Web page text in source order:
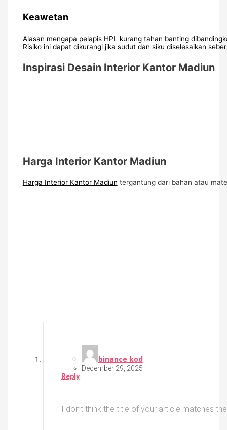
Keawetan
Alasan mengapa pelapis HPL kurang tahan banting
Risiko ini dapat dikurangi jika sudut dan siku diselesaikan
Inspirasi Desain Interior Kantor Madiun
Harga Interior Kantor Madiun
Harga Interior Kantor Madiun tergantung dari bahan atau
binance kod
December 29, 2025
Reply
I don’t think the title of your article matches